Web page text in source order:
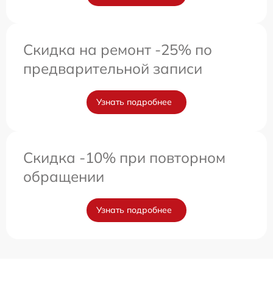
Скидка на ремонт -25% по
предварительной записи
Узнать подробнее
Скидка -10% при повторном
обращении
Узнать подробнее